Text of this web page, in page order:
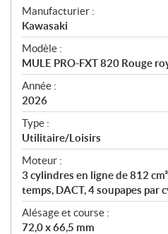
S
p
é
c
i
f
i
c
a
t
i
o
n
s
Manufacturier :
Kawasaki
Modèle :
MULE PRO-FXT 820 Rouge
Année :
2026
Type :
Utilitaire/Loisirs
Moteur :
3 cylindres en ligne de 812
temps, DACT, 4 soupapes par
Alésage et course :
72,0 x 66,5 mm